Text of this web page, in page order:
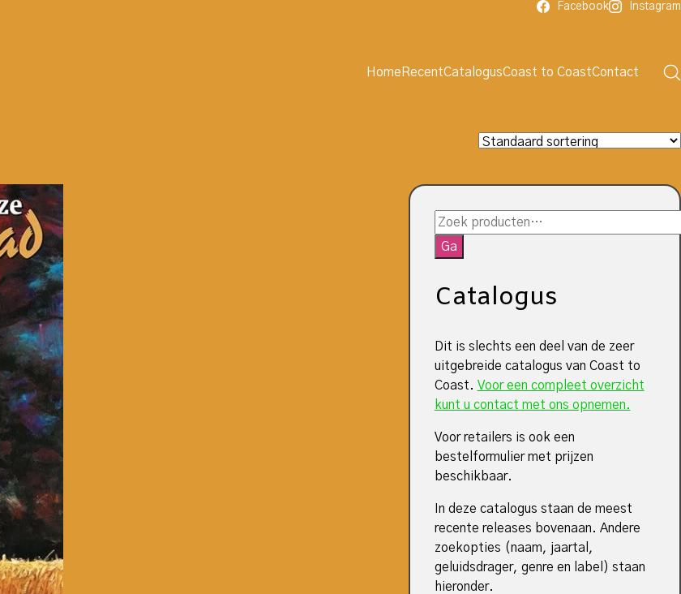
Facebook Instagram
Home RecentCatalogusCoast to CoastContact
Zoeken
naar:
Ga
Catalogus
Dit is slechts een deel van de zeer
uitgebreide catalogus van Coast to
Coast. Voor een compleet overzicht
kunt u contact met ons opnemen.
Voor retailers is ook een
bestelformulier met prijzen
beschikbaar.
In deze catalogus staan de meest
recente releases bovenaan. Andere
zoekopties (naam, jaartal,
geluidsdrager, genre en label) staan
hieronder.